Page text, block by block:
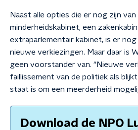
Naast alle opties die er nog zijn
minderheidskabinet, een
extraparlementair kabinet, is er
nieuwe verkiezingen. Maar daar is
geen voorstander van. “Nieuwe
faillissement van de politiek als
staat is om een meerderheid
Download de NPO